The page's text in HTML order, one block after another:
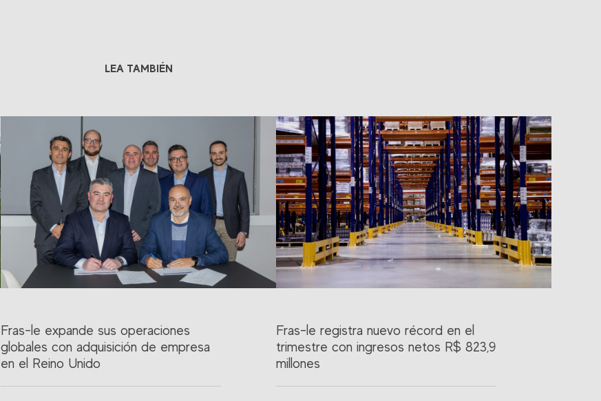
LEA TAMBIÉN
Fras-le expande sus operaciones
globales con adquisición de empresa
en el Reino Unido
Fras-le registra nuevo récord en el
trimestre con ingresos netos R$ 823,9
millones